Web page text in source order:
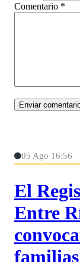
Comentario *
05 Ago 16:56
El
Entre